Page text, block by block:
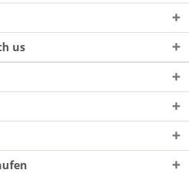
us